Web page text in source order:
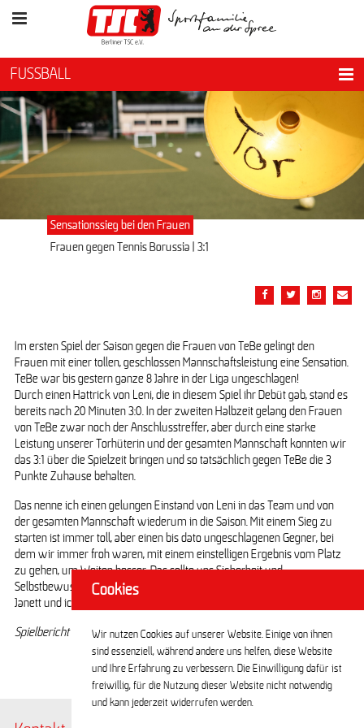
FUSSBALL
Sensationssieg bei den Frauen
Frauen gegen Tennis Borussia | 3:1
Im ersten Spiel der Saison gegen die Frauen von TeBe gelingt den
Frauen mit einer tollen, geschlossen Mannschaftsleistung eine Sensation.
TeBe war bis gestern ganze 8 Jahre in der Liga ungeschlagen!
Durch einen Hattrick von Leni, die in diesem Spiel ihr Debüt gab, stand es
bereits nach 20 Minuten 3:0. In der zweiten Halbzeit gelang den Frauen
von TeBe zwar noch der Anschlusstreffer, aber durch eine starke
Leistung unserer Torhüterin und der gesamten Mannschaft konnten wir
das 3:1 über die Spielzeit bringen und so tatsächlich gegen TeBe die 3
Punkte Zuhause behalten.
Das nenne ich einen gelungen Einstand von Leni in das Team und von
der gesamten Mannschaft wiederum in die Saison. Mit einem Sieg zu
starten ist immer toll, aber einen bis dato ungeschlagenen Gegner, bei
dem wir immer froh waren, mit einem einstelligen Ergebnis vom Platz
zu gehen, um Weiten besser. Das sollte uns Sicherheit und
Selbstbewusstsein für die nächsten Spiele geben.
Janett und ich freuen uns auf jeden Fall darauf!
Spielbericht von Nadja L.
Cookies
Wir nutzen Cookies auf unserer Website. Einige von ihnen
sind essenziell, während andere uns helfen, diese Website
und Ihre Erfahrung zu verbessern. Die Einwilligung dafür ist
freiwillig, für die Nutzung dieser Website nicht notwendig
und kann jederzeit widerrufen werden.